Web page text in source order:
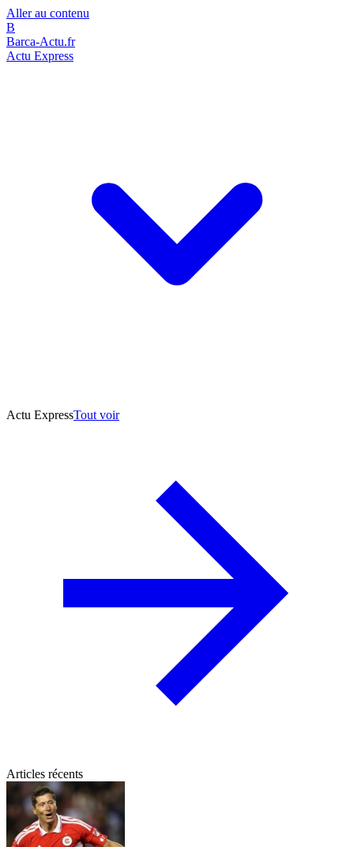
Aller au contenu
B
Barca-Actu.fr
Actu Express
Actu ExpressTout voir
Articles récents